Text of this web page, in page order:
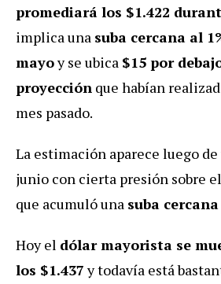
promediará los $1.422
implica una suba cercana al
mayoy se ubica $15 por
proyección que habían
mes pasado.
La estimación aparece luego
junio con cierta presión sobre
que acumuló una suba
Hoy el dólar mayorista se
los $1.437y todavía está